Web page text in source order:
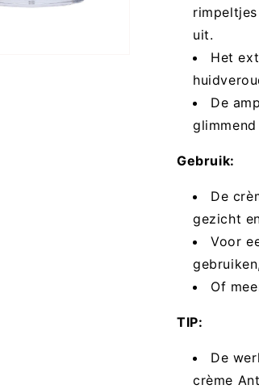
uit.
Het
De
Gebruik:
De
gezicht
Voor
Of
TIP:
De
crème